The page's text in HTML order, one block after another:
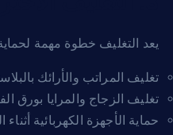
يعد التغليف خطوة مهمة
تغليف المراتب والأرائك
تغليف الزجاج والمرايا بورق
حماية الأجهزة الكهربائية أثناء